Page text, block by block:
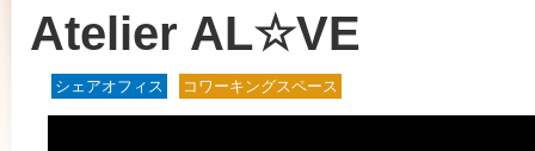
Atelier AL☆VE
シェアオフィス コワーキングスペース